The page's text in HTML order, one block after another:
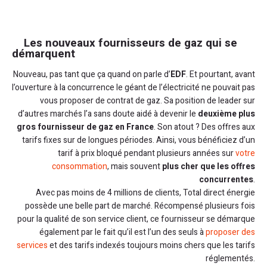
Les nouveaux fournisseurs de gaz qui se
démarquent
Nouveau, pas tant que ça quand on parle d’EDF. Et pourtant, avant
l’ouverture à la concurrence le géant de l’électricité ne pouvait pas
vous proposer de contrat de gaz. Sa position de leader sur
d’autres marchés l’a sans doute aidé à devenir le deuxième plus
gros fournisseur de gaz en France. Son atout ? Des offres aux
tarifs fixes sur de longues périodes. Ainsi, vous bénéficiez d’un
tarif à prix bloqué pendant plusieurs années survotre
consommation, mais souventplus cher que les offres
concurrentes.
Avec pas moins de 4 millions de clients, Total direct énergie
possède une belle part de marché. Récompensé plusieurs fois
pour la qualité de son service client, ce fournisseur se démarque
également par le fait qu’il est l’un des seuls àproposer des
serviceset des tarifs indexés toujours moins chers que les tarifs
réglementés.